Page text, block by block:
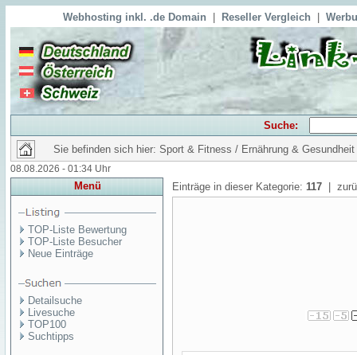
Webhosting inkl. .de Domain Reseller Vergleich
Suche:
Sie befinden sich hier: Sport & Fitness / Ernährung & Gesundheit
08.08.2026 - 01:34 Uhr
Menü
TOP-Liste Bewertung
TOP-Liste Besucher
Neue Einträge
Detailsuche
Livesuche
TOP100
Suchtipps
Einträge in dieser Kategorie: 117 |